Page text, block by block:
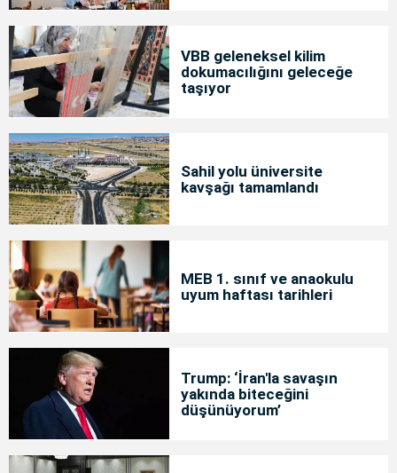
VBB geleneksel kilim
dokumacılığını geleceğe
taşıyor
Sahil yolu üniversite
kavşağı tamamlandı
MEB 1. sınıf ve anaokulu
uyum haftası tarihleri
Trump: ‘İran'la savaşın
yakında biteceğini
düşünüyorum’